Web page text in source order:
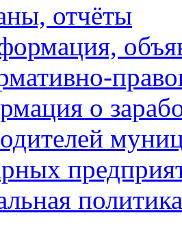
отчёты
о
политика